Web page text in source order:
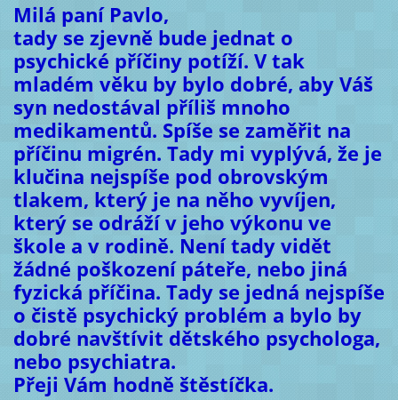
Milá paní Pavlo,
tady se zjevně bude jednat o
psychické příčiny potíží. V tak
mladém věku by bylo dobré, aby Váš
syn nedostával příliš mnoho
medikamentů. Spíše se zaměřit na
příčinu migrén. Tady mi vyplývá, že je
klučina nejspíše pod obrovským
tlakem, který je na něho vyvíjen,
který se odráží v jeho výkonu ve
škole a v rodině. Není tady vidět
žádné poškození páteře, nebo jiná
fyzická příčina. Tady se jedná nejspíše
o čistě psychický problém a bylo by
dobré navštívit dětského psychologa,
nebo psychiatra.
Přeji Vám hodně štěstíčka.